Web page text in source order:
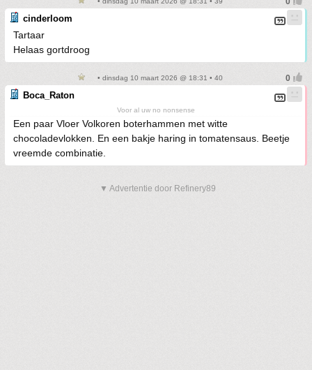
cinderloom
Tartaar
Helaas gortdroog
• dinsdag 10 maart 2026 @ 18:31 • 40
Boca_Raton
Voor al uw no nonsense
Een paar Vloer Volkoren boterhammen met witte
chocoladevlokken. En een bakje haring in tomatensaus. Beetje
vreemde combinatie.
▼ Advertentie door Refinery89